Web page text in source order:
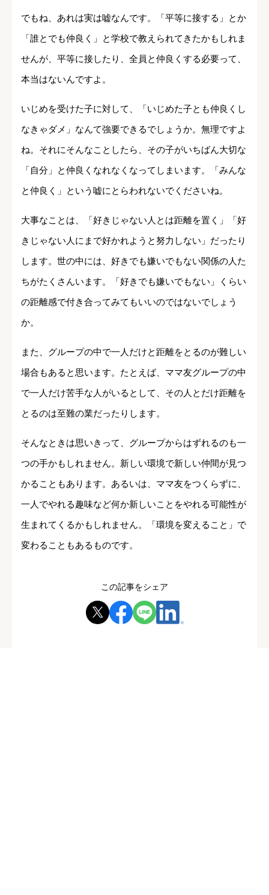
でもね、あれは実は嘘なんです。「平等に接する」とか
「誰とでも仲良く」と学校で教えられてきたかもしれま
せんが、平等に接したり、全員と仲良くする必要って、
本当はないんですよ。
いじめを受けた子に対して、「いじめた子とも仲良くし
なきゃダメ」なんて強要できるでしょうか。無理ですよ
ね。それにそんなことしたら、その子がいちばん大切な
「自分」と仲良くなれなくなってしまいます。「みんな
と仲良く」という嘘にとらわれないでくださいね。
大事なことは、「好きじゃない人とは距離を置く」「好
きじゃない人にまで好かれようと努力しない」だったり
します。世の中には、好きでも嫌いでもない関係の人た
ちがたくさんいます。「好きでも嫌いでもない」くらい
の距離感で付き合ってみてもいいのではないでしょう
か。
また、グループの中で一人だけと距離をとるのが難しい
場合もあると思います。たとえば、ママ友グループの中
で一人だけ苦手な人がいるとして、その人とだけ距離を
とるのは至難の業だったりします。
そんなときは思いきって、グループからはずれるのも一
つの手かもしれません。新しい環境で新しい仲間が見つ
かることもあります。あるいは、ママ友をつくらずに、
一人でやれる趣味など何か新しいことをやれる可能性が
生まれてくるかもしれません。「環境を変えること」で
変わることもあるものです。
この記事をシェア